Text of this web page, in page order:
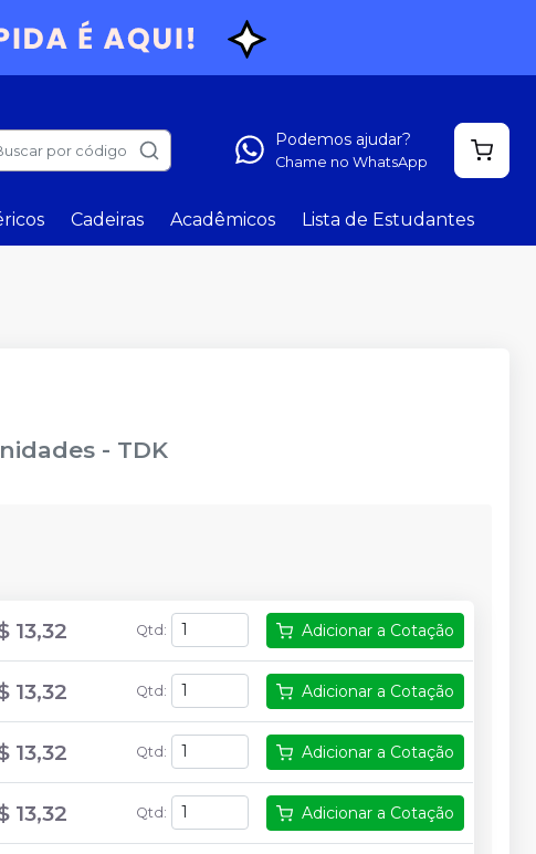
por código
Podemos ajudar?
Chame no WhatsApp
Cadeiras Acadêmicos Lista de Estudantes
- TDK
13,32 Qtd : Adicionar a Cotação
13,32 Qtd : Adicionar a Cotação
13,32 Qtd : Adicionar a Cotação
13,32 Qtd : Adicionar a Cotação